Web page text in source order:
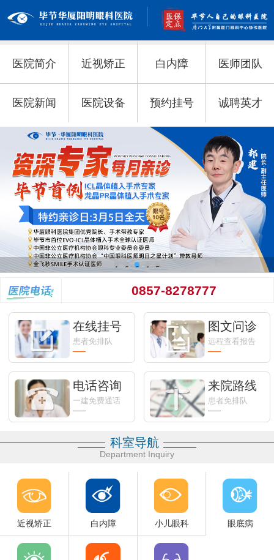
医院简介 近视矫正 白内障 医师团队
医院新闻 医院设备 预约挂号 诚聘英才
1 2 3 4 5
0857-8278777
在线挂号
患者免排队
图文问诊
远程查看报告
电话咨询
一建免费通话
来院路线
患者免排队
科室导航
Department Inquiry
近视矫正 白内障 小儿眼科 眼底病